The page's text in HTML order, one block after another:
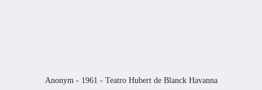
Anonym - 1961 - Teatro Hubert de Blanck Havanna